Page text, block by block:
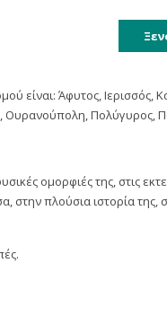
είναι: Άφυτος, Ιερισσός,
Ουρανούπολη, Πολύγυρος,
ομορφιές της, στις
πλούσια ιστορία της,